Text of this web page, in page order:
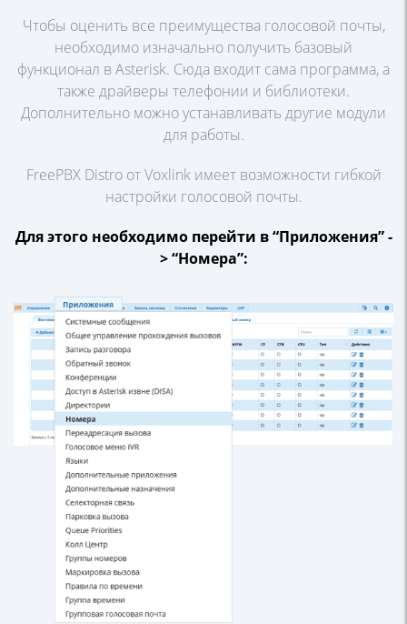
Чтобы оценить все преимущества голосовой почты,
необходимо изначально получить базовый
функционал в Asterisk. Сюда входит сама программа, а
также драйверы телефонии и библиотеки.
Дополнительно можно устанавливать другие модули
для работы.
FreePBX Distro от Voxlink имеет возможности гибкой
настройки голосовой почты.
Для этого необходимо перейти в “Приложения” -
> “Номера”: